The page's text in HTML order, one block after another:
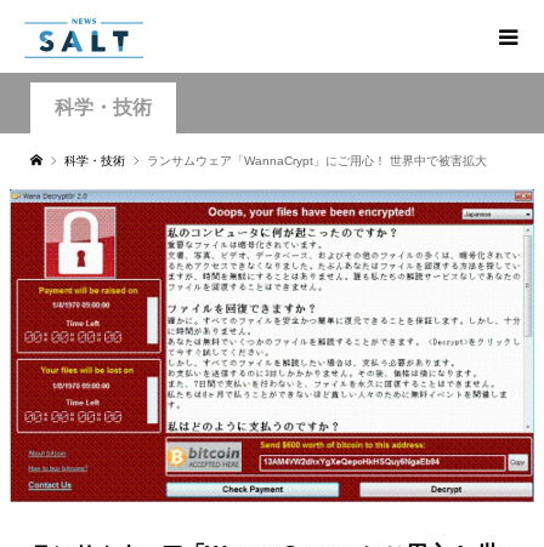
科学・技術
科学・技術 ランサムウェア「WannaCrypt」にご用心！ 世界中で被害拡大